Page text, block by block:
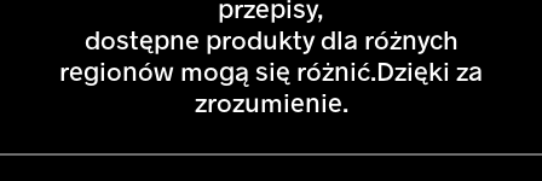
przepisy,
dostępne produkty dla różnych
regionów mogą się różnić.Dzięki za
zrozumienie.